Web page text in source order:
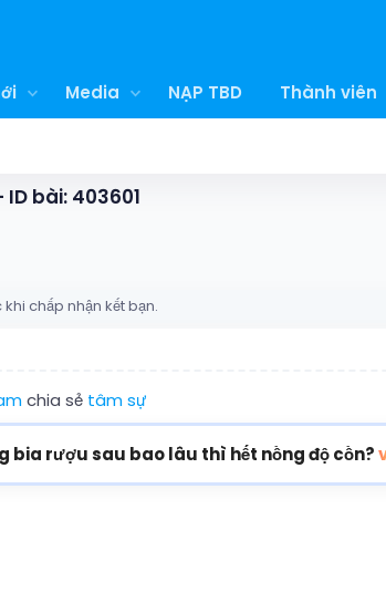
Media NẠP TBD Thành viên
bài: 403601
chấp nhận kết bạn.
chia sẻ tâm sự
bia rượu sau bao lâu thì hết nồng độ cồn?